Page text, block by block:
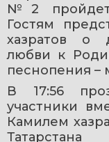
№2 пройдет
Гостям
хазратов о
любви к
песнопения –
В 17:56
участники
Камилем